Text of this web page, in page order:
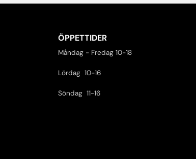
ÖPPETTIDER
Måndag - Fredag 10-18
Lördag 10-16
Söndag 11-16